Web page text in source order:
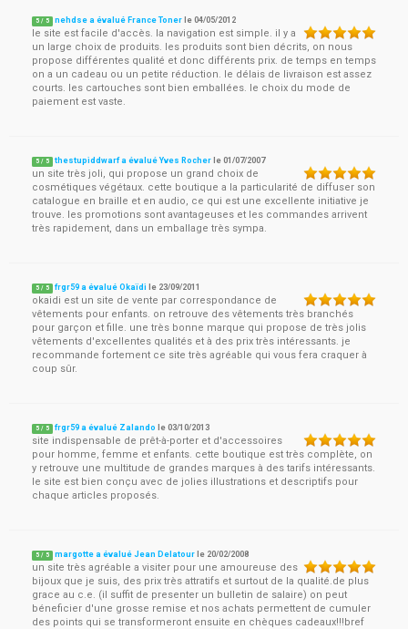
5 / 5 nehdse a évalué France Toner le04/05/2012
le site est facile d'accès. la navigation est simple. il y a
un large choix de produits. les produits sont bien décrits, on nous
propose différentes qualité et donc différents prix. de temps en temps
on a un cadeau ou un petite réduction. le délais de livraison est assez
courts. les cartouches sont bien emballées. le choix du mode de
paiement est vaste.
5 / 5 thestupiddwarf a évalué Yves Rocher le01/07/2007
un site très joli, qui propose un grand choix de
cosmétiques végétaux. cette boutique a la particularité de diffuser son
catalogue en braille et en audio, ce qui est une excellente initiative je
trouve. les promotions sont avantageuses et les commandes arrivent
très rapidement, dans un emballage très sympa.
5 / 5 frgr59 a évalué Okaïdi le 23/09/2011
okaidi est un site de vente par correspondance de
vêtements pour enfants. on retrouve des vêtements très branchés
pour garçon et fille. une très bonne marque qui propose de très jolis
vêtements d'excellentes qualités et à des prix très intéressants. je
recommande fortement ce site très agréable qui vous fera craquer à
coup sûr.
5 / 5 frgr59 a évalué Zalando le03/10/2013
site indispensable de prêt-à-porter et d'accessoires
pour homme, femme et enfants. cette boutique est très complète, on
y retrouve une multitude de grandes marques à des tarifs intéressants.
le site est bien conçu avec de jolies illustrations et descriptifs pour
chaque articles proposés.
5 / 5 margotte a évalué Jean Delatour le 20/02/2008
un site très agréable a visiter pour une amoureuse des
bijoux que je suis, des prix très attratifs et surtout de la qualité.de plus
grace au c.e. (il suffit de presenter un bulletin de salaire) on peut
béneficier d'une grosse remise et nos achats permettent de cumuler
des points qui se transformeront ensuite en chèques cadeaux!!!bref